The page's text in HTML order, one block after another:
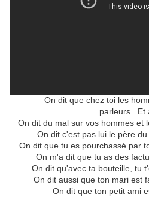
On dit que chez toi les
parleurs...Et
On dit du mal sur vos hommes et
On dit c'est pas lui le père
On dit que tu es pourchassé par
On m'a dit que tu as des
On dit qu'avec ta bouteille, tu
On dit aussi que ton mari est
On dit que ton petit ami